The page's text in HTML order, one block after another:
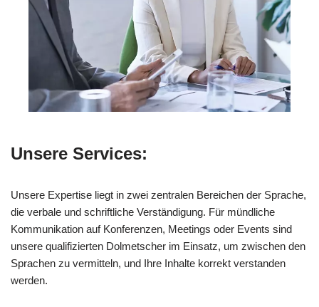
Unsere Services:
Unsere Expertise liegt in zwei zentralen Bereichen der Sprache,
die verbale und schriftliche Verständigung. Für mündliche
Kommunikation auf Konferenzen, Meetings oder Events sind
unsere qualifizierten Dolmetscher im Einsatz, um zwischen den
Sprachen zu vermitteln, und Ihre Inhalte korrekt verstanden
werden.